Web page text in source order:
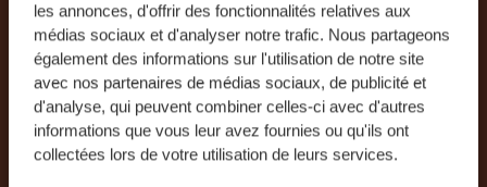
les annonces, d'offrir des fonctionnalités relatives aux
médias sociaux et d'analyser notre trafic. Nous partageons
également des informations sur l'utilisation de notre site
avec nos partenaires de médias sociaux, de publicité et
d'analyse, qui peuvent combiner celles-ci avec d'autres
informations que vous leur avez fournies ou qu'ils ont
collectées lors de votre utilisation de leurs services.
Laissez-nous créer votre
voyage sur mesure
RECEVEZ UN DEVIS GRATUIT, SANS
ENGAGEMENT